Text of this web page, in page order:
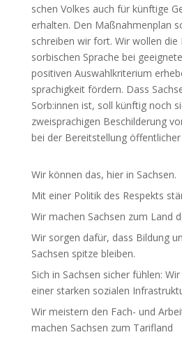
schen Volkes auch für künftige
erhalten. Den Maßnah­menplan
schreiben wir fort. Wir wollen die
sorbi­schen Sprache bei
posi­tiven Auswahl­kri­terium
spra­chigkeit fördern. Dass
Sorb:innen ist, soll künftig noch
zwei­spra­chigen Beschil­derung
bei der Bereit­stellung
Wir können das, hier in Sachsen.
Mit einer Politik des Respekts
Wir machen Sachsen zum Land
Wir sorgen dafür, dass Bildung
Sachsen spitze bleiben.
Sich in Sachsen sicher fühlen:
einer starken sozialen
Wir meistern den Fach- und
machen Sachsen zum Tarifland